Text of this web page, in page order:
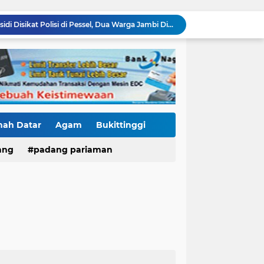
2.990 Liter Bio Solar Subsidi Disikat Polisi di Pessel, Dua Warga Jambi Diciduk
Kasus Fort De Kock Makin Berlapis, Laporan Balasan Kasat Pol PP Disorot: Upaya Penegakan Hukum atau Pengalihan Isu?
Tender Dua Jembatan Gantung Pessel Diselimuti Tanda Tanya, Gangguan Sistem atau Permainan di Balik Layar?
Sebulan Berlalu, Papan Nama Kantor Satker PJN Wilayah II Sumbar Masih Tak Terpasang
Pawai Telong-Telong: Ketika Jejak Perjuangan Bergeser Menjadi Panggung Perayaan
Residivis Tiga Kali Keluar Masuk Penjara Kembali Edarkan Sabu, Polresta Bukittinggi Sita 62 Paket Siap Edar
KKN Sistemik atau Maladministrasi? Misteri "Dikorbankannya" SDN 26 ATT Menguji Transparansi Pemkot Padang
Datar Agam Bukittinggi
padang pariaman